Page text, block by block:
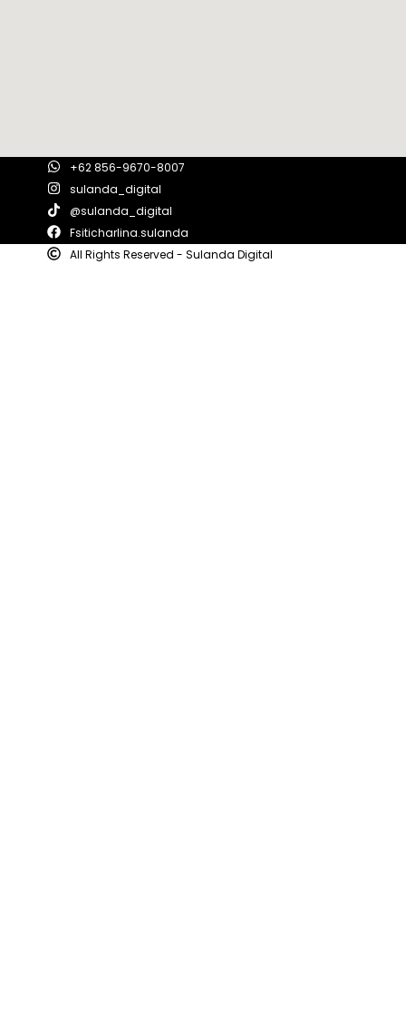
+62 856-9670-8007
sulanda_digital
@sulanda_digital
Fsiticharlina.sulanda
All Rights Reserved - Sulanda Digital